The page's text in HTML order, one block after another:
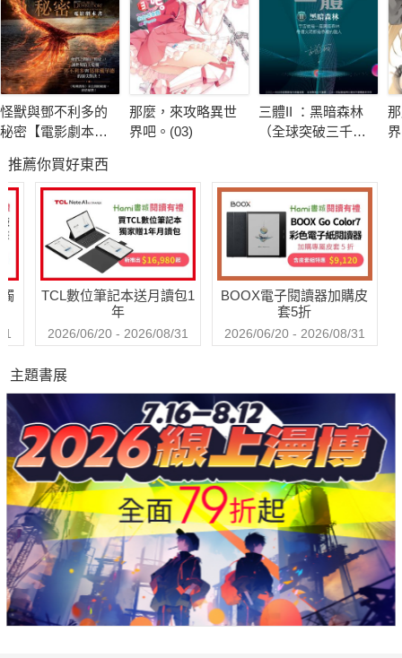
怪獸與鄧不利多的
秘密【電影劇本
那麼，來攻略異世
界吧。(03)
三體II ：黑暗森林
（全球突破三千萬
推薦你買好東西
TCL數位筆記本送月讀包1
年
2026/06/20 - 2026/08/31
BOOX電子閱讀器加購皮
套5折
2026/06/20 - 2026/08/31
主題書展